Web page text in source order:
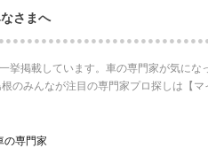
さまへ
掲載しています。車の専門家が気に
のみんなが注目の専門家プロ探しは【マ
の専門家